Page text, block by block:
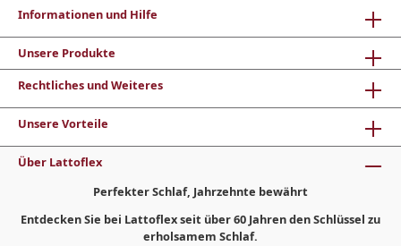
Informationen und Hilfe
Unsere Produkte
Rechtliches und Weiteres
Unsere Vorteile
Über Lattoflex
Perfekter Schlaf, Jahrzehnte bewährt
Entdecken Sie bei Lattoflex seit über 60 Jahren den Schlüssel zu
erholsamem Schlaf.